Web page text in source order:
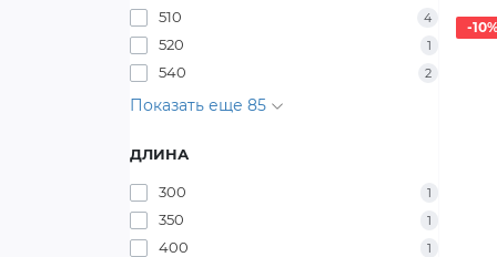
510 4
520 1
540 2
Показать еще 85
ДЛИНА
300 1
350 1
400 1
-